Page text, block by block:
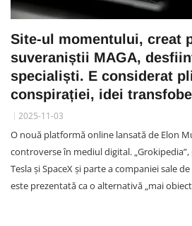
Site-ul momentului, creat
suveraniștii MAGA,
specialiști. E considerat
conspirației, idei
2025-11-03
O nouă platformă online lansată de Elon
controverse în mediul digital.
Tesla și SpaceX și parte a companiei sale
este prezentată ca o alternativă „mai